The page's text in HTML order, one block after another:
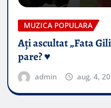
MUZICA POPULARA
Ați ascultat „Fata
pare? ♥️
admin aug. 4,